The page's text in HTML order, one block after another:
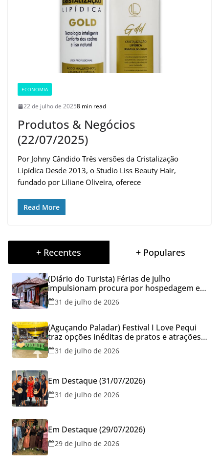
ECONOMIA
22 de julho de 20258 min read
Produtos & Negócios
(22/07/2025)
Por Johny Cândido Três versões da Cristalização
Lipídica Desde 2013, o Studio Liss Beauty Hair,
fundado por Liliane Oliveira, oferece
Read More
+ Recentes + Populares
(Diário do Turista) Férias de julho
impulsionam procura por hospedagem em
Goiás e reforçam cuidados na hora de
reservar viagens
31 de julho de 2026
(Aguçando Paladar) Festival I Love Pequi
traz opções inéditas de pratos e atrações
gratuitas no fim de semana dos Pais em
Goiânia
31 de julho de 2026
Em Destaque (31/07/2026)
31 de julho de 2026
Em Destaque (29/07/2026)
29 de julho de 2026